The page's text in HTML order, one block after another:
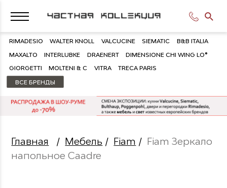
RIMADESIO WALTER KNOLL VALCUCINE SIEMATIC B&B ITALIA
MAXALTO INTERLUBKE DRAENERT DIMENSIONE CHI WING LO®
GIORGETTI MOLTENI & C VITRA TRECA PARIS
ВСЕ БРЕНДЫ
Главная / Мебель / Fiam / Fiam Зеркало
напольное Caadre